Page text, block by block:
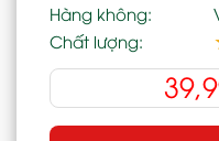
Hàng không:
Chất lượng: